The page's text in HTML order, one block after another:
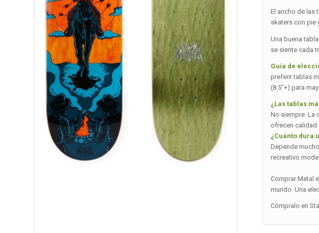
El ancho de las
skaters con pie
Una buena
se siente cada
Guía de
preferir tablas
(8.5″+) para
¿Las tablas
No siempre. La
ofrecen calidad
¿Cuánto dura
Depende
recreativo
Comprar Metal
mundo. Una
Cómpralo en